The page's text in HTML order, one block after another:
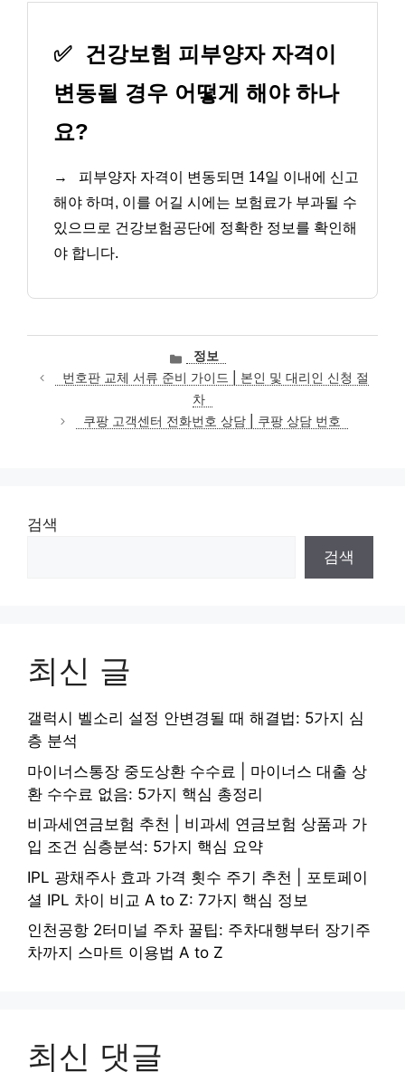
✅
건강보험 피부양자 자격이
변동될 경우 어떻게 해야 하나
요?
→
피부양자 자격이 변동되면 14일 이내에 신고
해야 하며, 이를 어길 시에는 보험료가 부과될 수
있으므로 건강보험공단에 정확한 정보를 확인해
야 합니다.
카
테
고
리
정보
번호판 교체 서류 준비 가이드 | 본인 및 대리인 신청 절
차
쿠팡 고객센터 전화번호 상담 | 쿠팡 상담 번호
검색
검색
최신 글
갤럭시 벨소리 설정 안변경될 때 해결법: 5가지 심
층 분석
마이너스통장 중도상환 수수료 | 마이너스 대출 상
환 수수료 없음: 5가지 핵심 총정리
비과세연금보험 추천 | 비과세 연금보험 상품과 가
입 조건 심층분석: 5가지 핵심 요약
IPL 광채주사 효과 가격 횟수 주기 추천 | 포토페이
셜 IPL 차이 비교 A to Z: 7가지 핵심 정보
인천공항 2터미널 주차 꿀팁: 주차대행부터 장기주
차까지 스마트 이용법 A to Z
최신 댓글